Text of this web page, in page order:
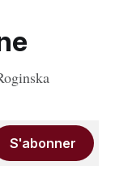
S'abonner